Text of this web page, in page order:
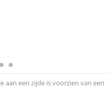
aan een zijde is voorzien van een